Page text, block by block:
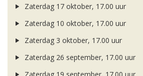
Zaterdag 17 oktober, 17.00 uur
Zaterdag 10 oktober, 17.00 uur
Zaterdag 3 oktober, 17.00 uur
Zaterdag 26 september, 17.00 uur